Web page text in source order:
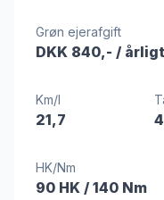
Grøn ejerafgift
DKK 840,- / årligt
Km/l
21,7
HK/Nm
90 HK / 140 Nm